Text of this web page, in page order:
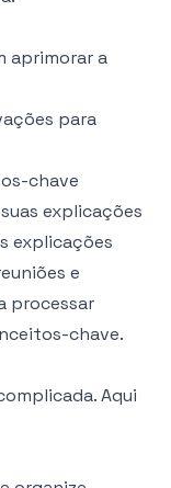
aprimorar a
para
chave
explicações
explicações
e
processar
chave.
Aqui